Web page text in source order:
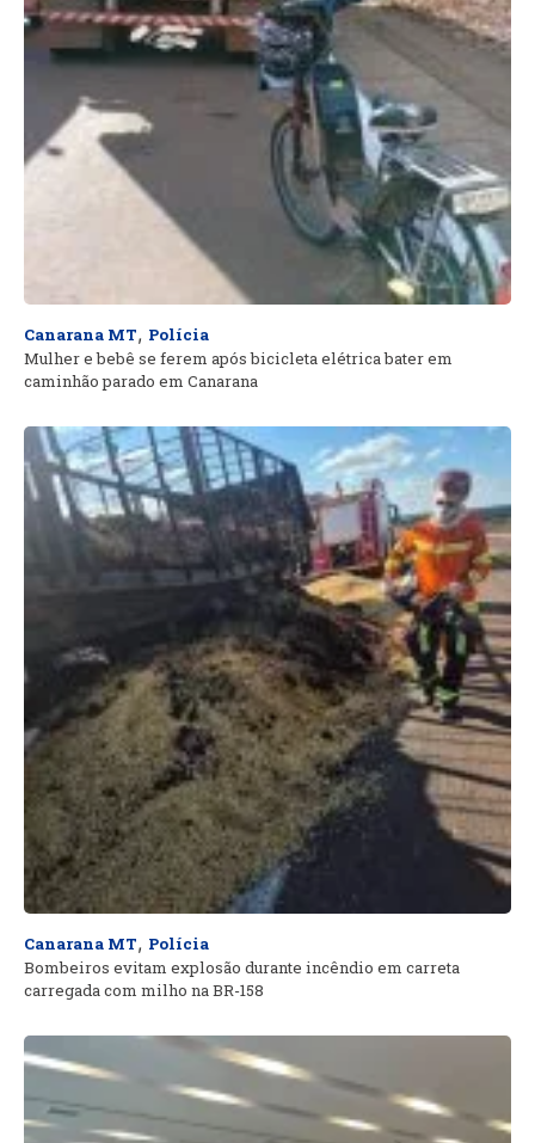
Canarana MT, Polícia
Mulher e bebê se ferem após bicicleta elétrica bater em
caminhão parado em Canarana
Canarana MT, Polícia
Bombeiros evitam explosão durante incêndio em carreta
carregada com milho na BR-158